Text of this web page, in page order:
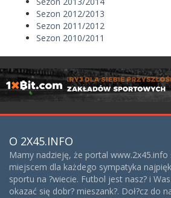
Sezon 2012/2013
Sezon 2011/2012
Sezon 2010/2011
O 2X45.INFO
Mamy nadzieję, że portal
miejscem dla każdego sympatyka
sportu na ?wiecie. Futbol jest nasz? i
okazać się dobr? mieszank?. Doł?cz do